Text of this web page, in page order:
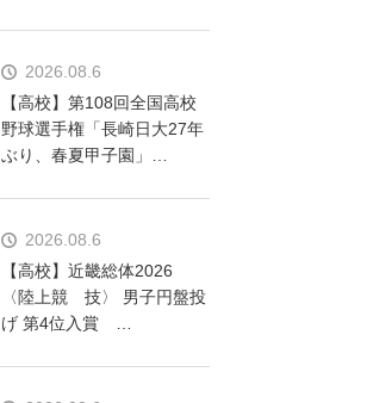
2026.08.6
【高校】第108回全国高校
野球選手権「長崎日大27年
ぶり、春夏甲子園」…
2026.08.6
【高校】近畿総体2026
〈陸上競 技〉 男子円盤投
げ 第4位入賞 …